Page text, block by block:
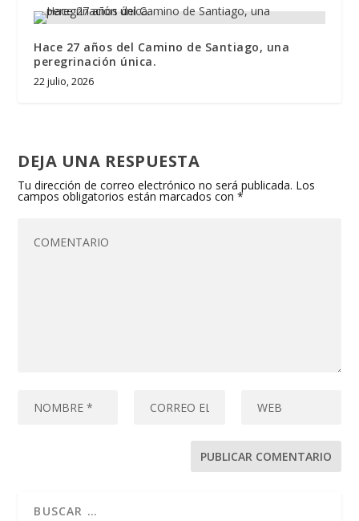
Hace 27 años del Camino de Santiago, una
peregrinación única.
22 julio, 2026
DEJA UNA RESPUESTA
Tu dirección de correo electrónico no será publicada. Los
campos obligatorios están marcados con*